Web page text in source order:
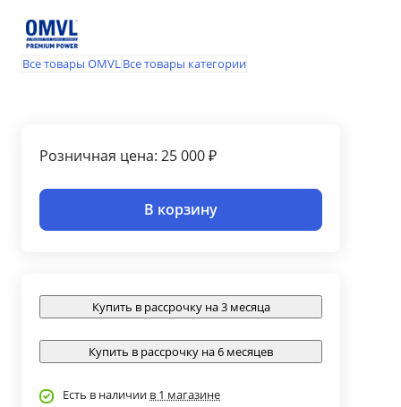
Все товары OMVLВсе товары категории
Розничная цена: 25 000 ₽
В корзину
Купить в рассрочку на 3 месяца
Купить в рассрочку на 6 месяцев
Есть в наличии в 1 магазине